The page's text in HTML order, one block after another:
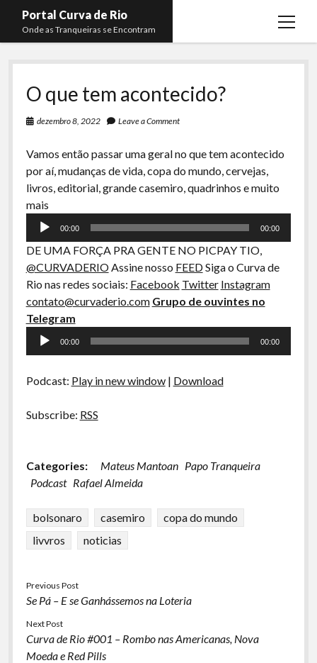
Portal Curva de Rio
Onde as Tranqueiras se Encontram
open
Podcasts open
Curva de Rio
Curva Belas Artes
Komos
La Siesta Podcast
Boca do Lixo
Rachão na Beira do RIo
Arquivo CDR
Papo Tranqueira
A Ripa É a Lei
Especiais
Preliminares
Membros open
Almir Ribeiro
Lucas Oliveira
Kaique Xavier
Mateus Mantoan
Rafael Almeida
twitterfacebookinstagram
youtube
rss email
O que tem acontecido?
dezembro 8, 2022 Leave a Comment
Vamos então passar uma geral no que tem acontecido
por aí, mudanças de vida, copa do mundo, cervejas,
livros, editorial, grande casemiro, quadrinhos e muito
maisTocador
00:00 00:00
DE UMA FORÇA PRA GENTE NO PICPAY TIO,
@CURVADERIOAssine nosso FEEDSiga o Curva de
Rio nas redes sociais: Facebook Twitter Instagram
contato@curvaderio.com Grupo de ouvintes no
Telegram
Tocador
00:00 00:00
Podcast: Play in new window| Download
Subscribe: RSS
Categories: Mateus Mantoan Papo Tranqueira
Podcast Rafael Almeida
bolsonaro casemiro
copa do mundo
livvros
noticias
Previous Post
Se Pá – E se Ganhássemos na Loteria
Next Post
Curva de Rio #001 – Rombo nas Americanas, Nova
Moeda e Red Pills